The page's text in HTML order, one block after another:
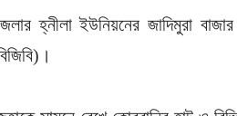
হ্নীলা ইউনিয়নের জাদিমুরা